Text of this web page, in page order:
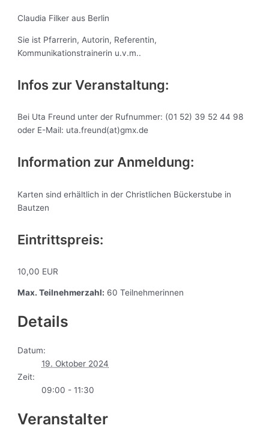
Claudia Filker aus Berlin
Sie ist Pfarrerin, Autorin, Referentin,
Kommunikationstrainerin u.v.m..
Infos zur Veranstaltung:
Bei Uta Freund unter der Rufnummer: (01 52) 39 52 44 98
oder E-Mail: uta.freund(at)gmx.de
Information zur Anmeldung:
Karten sind erhältlich in der Christlichen Bückerstube in
Bautzen
Eintrittspreis:
10,00 EUR
Max. Teilnehmerzahl: 60 Teilnehmerinnen
Details
Datum:
19. Oktober 2024
Zeit:
09:00 - 11:30
Veranstalter